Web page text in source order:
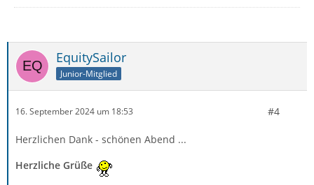
EquitySailor
Junior-Mitglied
16. September 2024 um 18:53 #4
Herzlichen Dank - schönen Abend ...
Herzliche Grüße